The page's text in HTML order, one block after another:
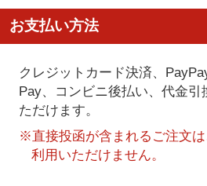
お支払い方法
クレジットカード決済、
Pay、コンビニ後払い、代金引
ただけます。
※直接投函が含まれるご注文
利用いただけません。